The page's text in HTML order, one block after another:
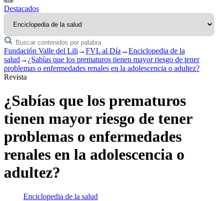
Destacados
Fundación Valle del Lili →FVL al Día →Enciclopedia de la
salud → ¿Sabías que los prematuros tienen mayor riesgo de tener
problemas o enfermedades renales en la adolescencia o adultez?
Revista
¿Sabías que los prematuros
tienen mayor riesgo de tener
problemas o enfermedades
renales en la adolescencia o
adultez?
Enciclopedia de la salud